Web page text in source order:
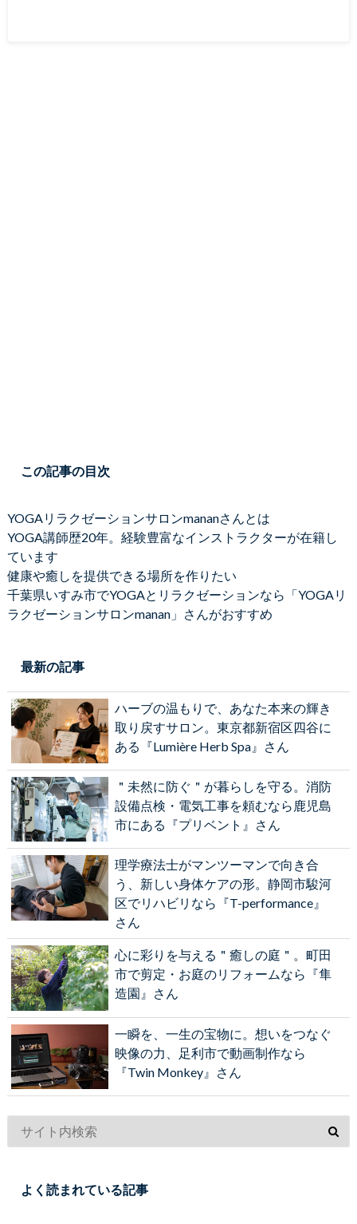
この記事の目次
YOGAリラクゼーションサロンmananさんとは
YOGA講師歴20年。経験豊富なインストラクターが在籍し
ています
健康や癒しを提供できる場所を作りたい
千葉県いすみ市でYOGAとリラクゼーションなら「YOGAリ
ラクゼーションサロンmanan」さんがおすすめ
最新の記事
ハーブの温もりで、あなた本来の輝き
取り戻すサロン。東京都新宿区四谷に
ある『Lumière Herb Spa』さん
＂未然に防ぐ＂が暮らしを守る。消防
設備点検・電気工事を頼むなら鹿児島
市にある『プリベント』さん
理学療法士がマンツーマンで向き合
う、新しい身体ケアの形。静岡市駿河
区でリハビリなら『T-performance』
さん
心に彩りを与える＂癒しの庭＂。町田
市で剪定・お庭のリフォームなら『隼
造園』さん
一瞬を、一生の宝物に。想いをつなぐ
映像の力、足利市で動画制作なら
『Twin Monkey』さん
よく読まれている記事